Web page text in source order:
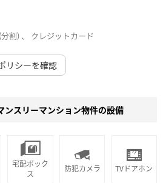
割) 、 クレジットカード
リシーを確認
ンスリーマンション物件の設備
宅配ボック
ス
防犯カメラ TVドアホン